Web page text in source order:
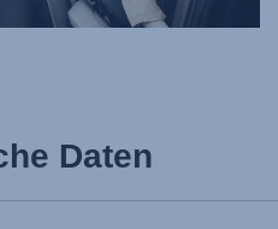
Daten